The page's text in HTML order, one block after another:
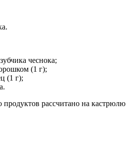
чеснока;
(1 г);
(1 г);
продуктов рассчитано на кастрюлю